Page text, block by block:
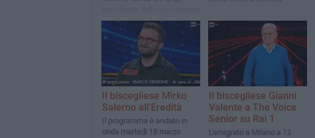
Plogging Puglia
Il biscegliese Mirko
Salerno all'Eredità
Il programma è andato in
onda martedì 18 marzo
Il biscegliese Gianni
Valente a The Voice
Senior su Rai 1
L'emigrato a Milano a 12